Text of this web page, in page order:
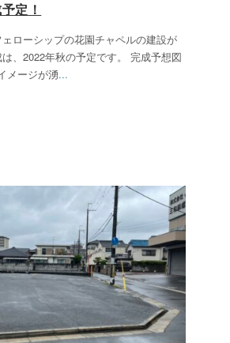
定！
ローシップの花園チャペルの建設が
、2022年秋の予定です。 完成予想図
メージが湧...